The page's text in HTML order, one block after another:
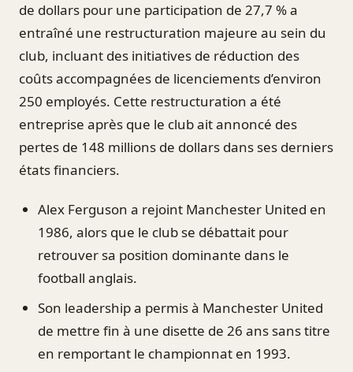
de dollars pour une participation de 27,7 % a
entraîné une restructuration majeure au sein du
club, incluant des initiatives de réduction des
coûts accompagnées de licenciements d’environ
250 employés. Cette restructuration a été
entreprise après que le club ait annoncé des
pertes de 148 millions de dollars dans ses derniers
états financiers.
Alex Ferguson a rejoint Manchester United en
1986, alors que le club se débattait pour
retrouver sa position dominante dans le
football anglais.
Son leadership a permis à Manchester United
de mettre fin à une disette de 26 ans sans titre
en remportant le championnat en 1993.